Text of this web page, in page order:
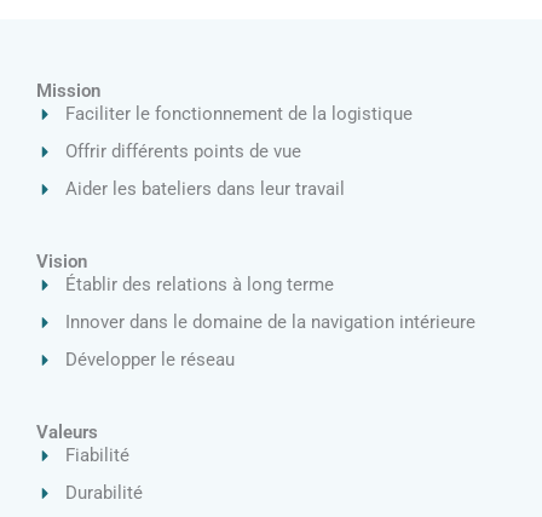
Mission
Faciliter le fonctionnement de la logistique
Offrir différents points de vue
Aider les bateliers dans leur travail
Vision
Établir des relations à long terme
Innover dans le domaine de la navigation intérieure
Développer le réseau
Valeurs
Fiabilité
Durabilité